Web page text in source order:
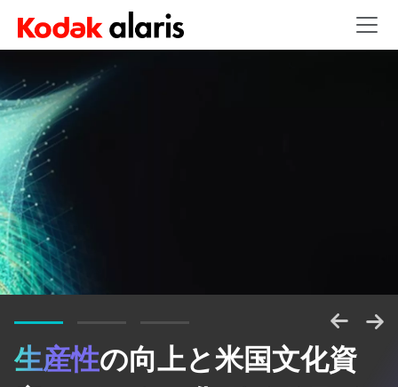
Skip to main content
生産性の向上と米国文化資